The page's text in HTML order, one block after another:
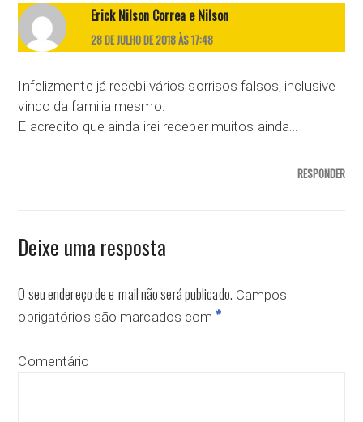
Erick Nilson Correa e Nilson
28 DE JULHO DE 2018 ÀS 17:48
Infelizmente já recebi vários sorrisos falsos, inclusive
vindo da familia mesmo.
E acredito que ainda irei receber muitos ainda…
RESPONDER
Deixe uma resposta
O seu endereço de e-mail não será publicado. Campos
obrigatórios são marcados com *
Comentário